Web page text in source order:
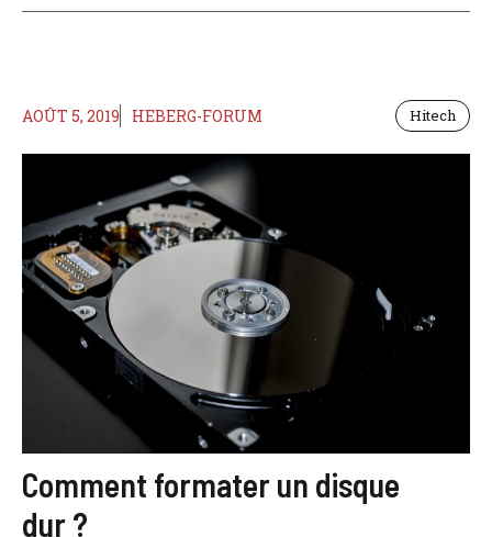
AOÛT 5, 2019 HEBERG-FORUM Hitech
Comment formater un disque
dur ?